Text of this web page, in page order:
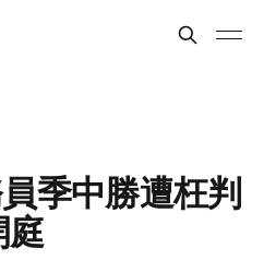
季中勝遭枉判
庭